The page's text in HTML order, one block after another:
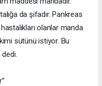
da şifadır. Pankreas
olanlar manda
sütünü istiyor. Bu